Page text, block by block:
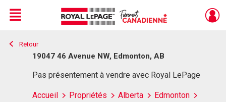
Live
En Direct
Menu
Retour
19047 46 Avenue NW, Edmonton, AB
Pas présentement à vendre avec Royal LePage
Accueil Propriétés Alberta
Edmonton